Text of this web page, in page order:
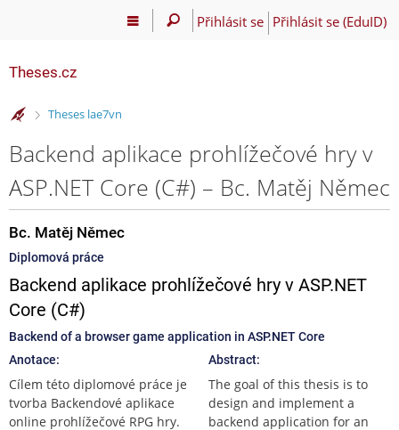
Přihlásit se Přihlásit se (EduID)
Theses.cz
>
Theses lae7vn
Backend aplikace prohlížečové hry v
ASP.NET Core (C#) – Bc. Matěj Němec
Bc. Matěj Němec
Diplomová práce
Backend aplikace prohlížečové hry v ASP.NET
Core (C#)
Backend of a browser game application in ASP.NET Core
Anotace:
Cílem této diplomové práce je
tvorba Backendové aplikace
online prohlížečové RPG hry.
Abstract:
The goal of this thesis is to
design and implement a
backend application for an